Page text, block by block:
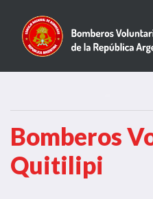
Bomberos
Quitilipi